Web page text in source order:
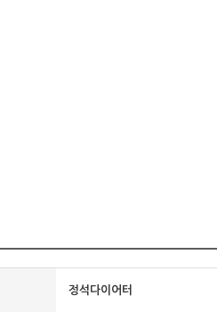
정석다이어터